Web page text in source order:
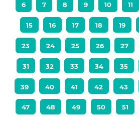
6 7 8 9 10 11
15 16 17 18 19
23 24 25 26 27
31 32 33 34 35
39 40 41 42 43
47 48 49 50 51